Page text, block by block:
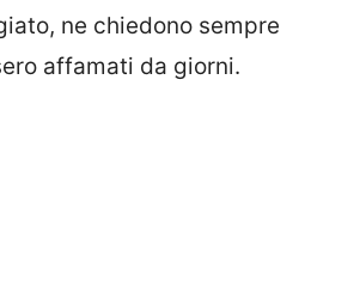
ne chiedono sempre
affamati da giorni.